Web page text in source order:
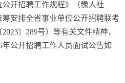
开招聘工作规程》（豫人社
筹安排全省事业单位公开招聘联考
〕289号）等有关文件精神，
公开招聘工作人员面试公告如